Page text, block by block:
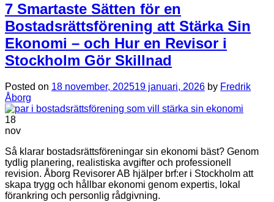
7 Smartaste Sätten för en
Bostadsrättsförening att Stärka Sin
Ekonomi – och Hur en Revisor i
Stockholm Gör Skillnad
Posted on 18 november, 202519 januari, 2026 by Fredrik
Åborg
18
nov
Så klarar bostadsrättsföreningar sin ekonomi bäst? Genom
tydlig planering, realistiska avgifter och professionell
revision. Åborg Revisorer AB hjälper brf:er i Stockholm att
skapa trygg och hållbar ekonomi genom expertis, lokal
förankring och personlig rådgivning.